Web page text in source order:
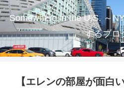
Somewhere in the U.S. ～
するブロ
【エレンの部屋が面白